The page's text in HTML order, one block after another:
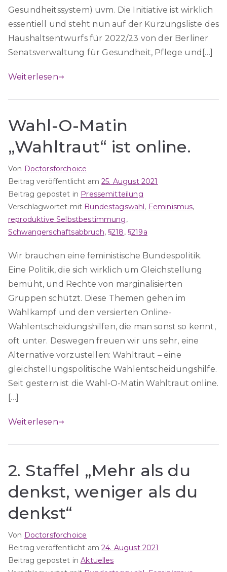
Gesundheitssystem) uvm. Die Initiative ist wirklich
essentiell und steht nun auf der Kürzungsliste des
Haushaltsentwurfs für 2022/23 von der Berliner
Senatsverwaltung für Gesundheit, Pflege und[…]
Weiterlesen
Wahl-O-Matin
„Wahltraut“ ist online.
Von Doctorsforchoice
Beitrag veröffentlicht am25. August 2021
Beitrag gepostet in Pressemitteilung
Verschlagwortet mit Bundestagswahl, Feminismus,
reproduktive Selbstbestimmung,
Schwangerschaftsabbruch,§218, §219a
Wir brauchen eine feministische Bundespolitik.
Eine Politik, die sich wirklich um Gleichstellung
bemüht, und Rechte von marginalisierten
Gruppen schützt. Diese Themen gehen im
Wahlkampf und den versierten Online-
Wahlentscheidungshilfen, die man sonst so kennt,
oft unter. Deswegen freuen wir uns sehr, eine
Alternative vorzustellen: Wahltraut – eine
gleichstellungspolitische Wahlentscheidungshilfe.
Seit gestern ist die Wahl-O-Matin Wahltraut online.
[…]
Weiterlesen
2. Staffel „Mehr als du
denkst, weniger als du
denkst“
Von Doctorsforchoice
Beitrag veröffentlicht am24. August 2021
Beitrag gepostet inAktuelles